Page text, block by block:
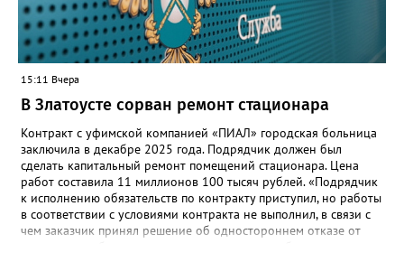
этом случае переход на ТОР станет вообще незаметным.
15:11 Вчера
В Златоусте сорван ремонт стационара
Контракт с уфимской компанией «ПИАЛ» городская больница
заключила в декабре 2025 года. Подрядчик должен был
сделать капитальный ремонт помещений стационара. Цена
работ составила 11 миллионов 100 тысяч рублей. «Подрядчик
к исполнению обязательств по контракту приступил, но работы
в соответствии с условиями контракта не выполнил, в связи с
чем заказчик принял решение об одностороннем отказе от